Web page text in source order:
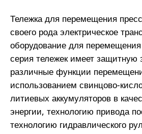
Тележка для перемещения
своего рода электрическое
оборудование для
серия тележек имеет защитную
различные функции
использованием свинцово-
литиевых аккумуляторов в
энергии, технологию привода
технологию гидравлического